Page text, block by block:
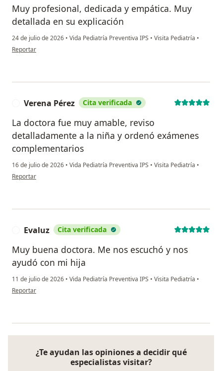
Muy profesional, dedicada y empática. Muy
detallada en su explicación
24 de julio de 2026 • Vida Pediatría Preventiva IPS • Visita Pediatría •
en opinión del usuario Sara Marrugo
Reportar
Verena Pérez Cita verificada
La doctora fue muy amable, reviso
detalladamente a la niña y ordenó exámenes
complementarios
16 de julio de 2026 • Vida Pediatría Preventiva IPS • Visita Pediatría •
en opinión del usuario Verena Pérez
Reportar
Evaluz Cita verificada
Muy buena doctora. Me nos escuchó y nos
ayudó con mi hija
11 de julio de 2026 • Vida Pediatría Preventiva IPS • Visita Pediatría •
en opinión del usuario Evaluz
Reportar
¿Te ayudan las opiniones a decidir qué
especialistas visitar?